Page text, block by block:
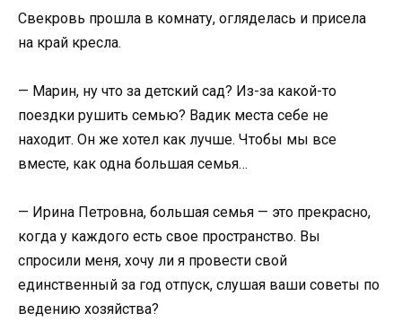
Свекровь прошла в комнату, огляделась и присела
на край кресла.
— Марин, ну что за детский сад? Из-за какой-то
поездки рушить семью? Вадик места себе не
находит. Он же хотел как лучше. Чтобы мы все
вместе, как одна большая семья…
— Ирина Петровна, большая семья — это прекрасно,
когда у каждого есть свое пространство. Вы
спросили меня, хочу ли я провести свой
единственный за год отпуск, слушая ваши советы по
ведению хозяйства?